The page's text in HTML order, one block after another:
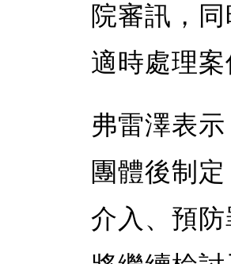
院審訊，
適時處理
弗雷澤表
團體後制
介入、預